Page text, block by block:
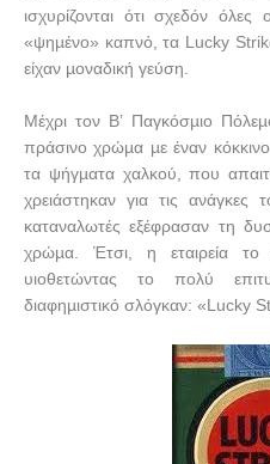
ισχυρίζονται ότι σχεδόν
«ψηµένο» καπνό, τα Lucky
είχαν µοναδική γεύση.
Μέχρι τον Β’ Παγκόσµιο
πράσινο χρώµα µε έναν
τα ψήγµατα χαλκού, που
χρειάστηκαν για τις ανάγκες
καταναλωτές εξέφρασαν τη
χρώµα. Έτσι, η εταιρεία το
υιοθετώντας το πολύ
διαφηµιστικό σλόγκαν: «Lucky